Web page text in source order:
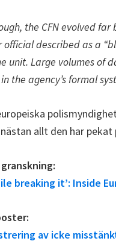
the CFN evolved
described as a
unit. Large volumes
the agency’s formal
allt den har pekat
breaking it’: Inside
av icke